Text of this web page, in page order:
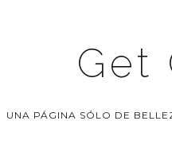
Get
UNA PÁGINA SÓLO DE